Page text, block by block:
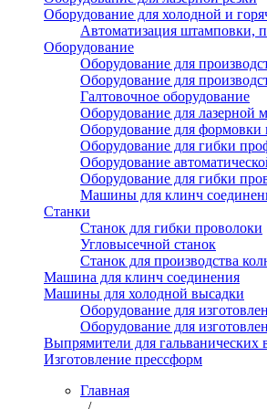
Оборудование для холодной и
Автоматизация штамповки,
Оборудование
Оборудование для
Оборудование для
Галтовочное оборудование
Оборудование для лазерной
Оборудование для формовки
Оборудование для гибки
Оборудование
Оборудование для гибки
Машины для клинч
Станки
Станок для гибки проволоки
Угловысечной станок
Станок для производства
Машина для клинч соединения
Машины для холодной высадки
Оборудование для
Оборудование для
Выпрямители для гальванических
Изготовление прессформ
Главная